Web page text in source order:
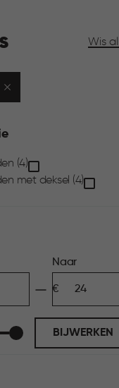
Wis
(4)
met deksel (4)
Naar
BIJWERKEN